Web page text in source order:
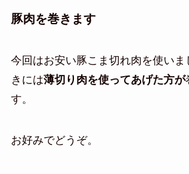
豚肉を巻きます
今回はお安い豚こま切れ肉を使いま
きには薄切り肉を使ってあげた方が
す。
お好みでどうぞ。